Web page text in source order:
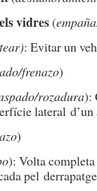
vidres(
: Evitar un
frenazo)
rozadura):
lateral
)
): Volta
pel